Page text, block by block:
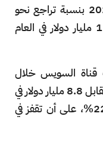
13.6 مليار دولار في العام 2022-2023 بنسبة تراجع نحو
11.8%، على أن ترتفع إلى نحو 12.6 مليار دولار في العام
قناة السويس خلال
العام المالي الجاري إلى 6.8 مليار دولار مقابل 8.8 مليار دولار في
العام الماضي بنسبة انخفاض نحو 22.7%، على أن تقفز في